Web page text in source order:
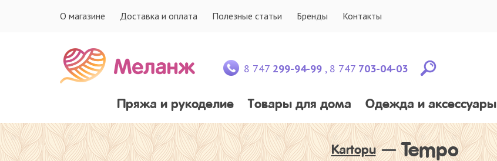
О магазине Доставка и оплата Полезные статьи Бренды Контакты
8 747 299-94-99 , 8 747 703-04-03
Пряжа и рукоделие Товары для дома Одежда и аксессуары
Kartopu Tempo